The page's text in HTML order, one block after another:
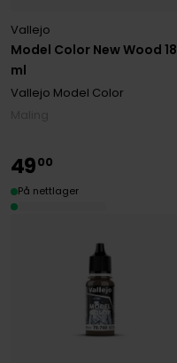
Model Color New Wood 18
ml
Vallejo
Vallejo Model Color
4900
På nettlager